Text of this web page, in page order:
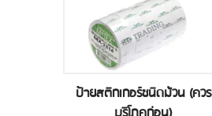
ป้ายสติกเกอร์ชนิดม้วน (ควร